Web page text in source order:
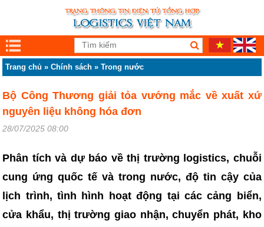
Trang chủ »Chính sách »Trong nước
Bộ Công Thương giải tỏa vướng mắc về xuất xứ
nguyên liệu không hóa đơn
28/07/2025 08:00
Phân tích và dự báo về thị trường logistics, chuỗi
cung ứng quốc tế và trong nước, độ tin cậy của
lịch trình, tình hình hoạt động tại các cảng biển,
cửa khẩu, thị trường giao nhận, chuyển phát, kho